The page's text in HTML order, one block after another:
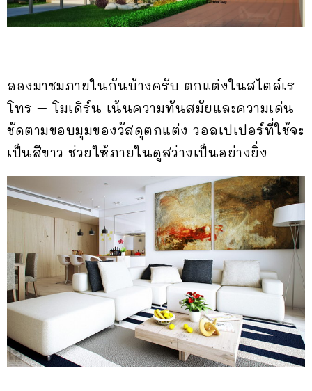
ลองมาชมภายในกันบ้างครับ ตกแต่งในสไตล์เร
โทร – โมเดิร์น เน้นความทันสมัยและความเด่น
ชัดตามขอบมุมของวัสดุตกแต่ง วอลเปเปอร์ที่ใช้จะ
เป็นสีขาว ช่วยให้ภายในดูสว่างเป็นอย่างยิ่ง